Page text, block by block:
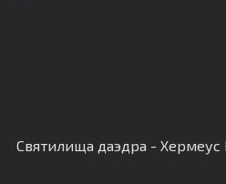
Святилища даэдра -